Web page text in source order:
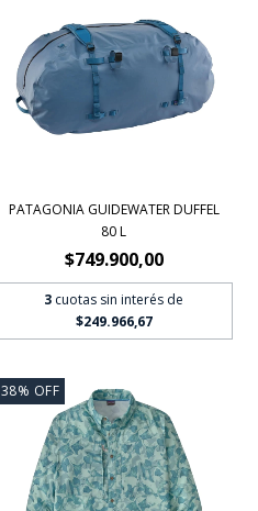
PATAGONIA GUIDEWATER DUFFEL
80 L
$749.900,00
3 cuotas sin interés de
$249.966,67
38% OFF